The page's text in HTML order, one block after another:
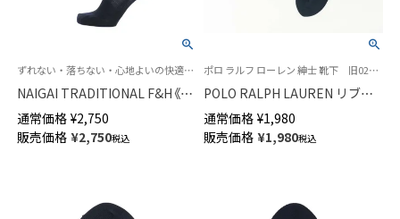
ずれない・落ちない・心地よいの快適トリプルニット
NAIGAI TRADITIONAL F&H《毛
混》ロングホーズ 部位で編み方
を変えたトリプルニット ハイソ
ックス メンズ 02391909
通常価格 ¥2,750
販売価格 ¥2,750税込
ポロ ラルフ ローレン 紳士 靴下 旧02012360
POLO RALPH LAUREN リブソ
ックス 綿100％ クルー丈 メンズ
日本製 02012409
通常価格 ¥1,980
販売価格 ¥1,980税込